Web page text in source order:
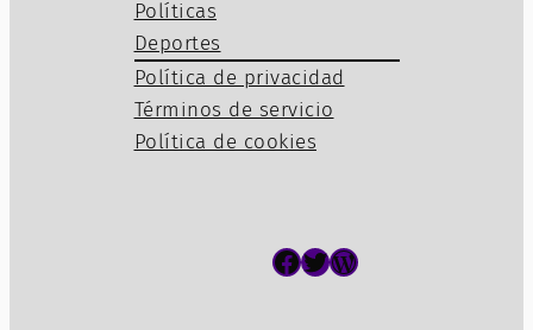
Políticas
Deportes
Política de privacidad
Términos de servicio
Política de cookies
Facebook Twitter WordPress